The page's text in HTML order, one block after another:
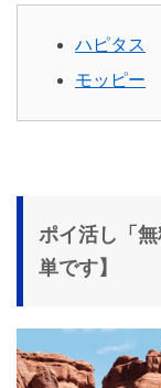
ハピタス
モッピー
ポイ活し「
単です】